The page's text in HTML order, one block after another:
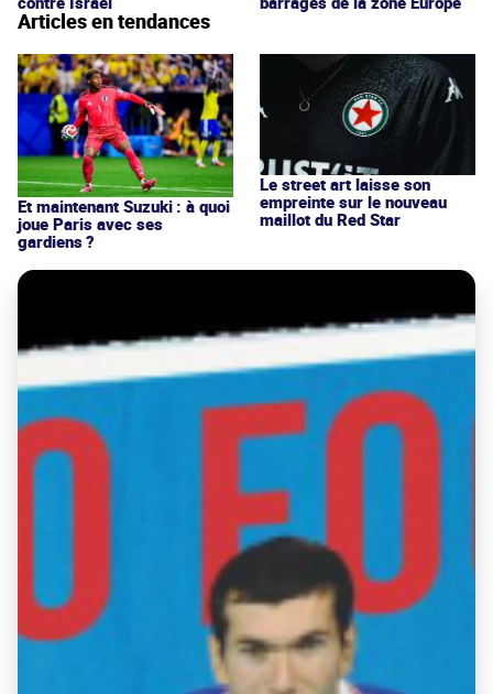
Articles en tendances
Et maintenant Suzuki : à quoi
joue Paris avec ses
gardiens ?
Le street art laisse son
empreinte sur le nouveau
maillot du Red Star